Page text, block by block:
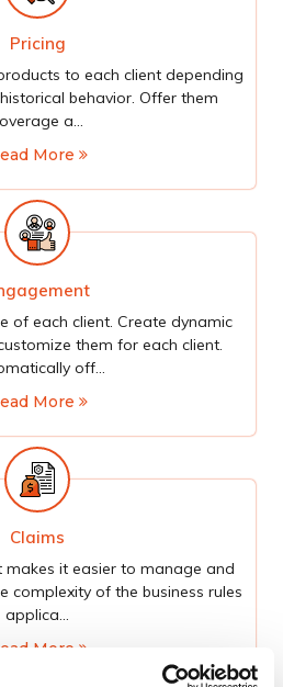
Pricing
to each client depending
behavior. Offer them
a...
More
of each client. Create dynamic
them for each client.
off...
More
Claims
makes it easier to manage and
complexity of the business rules
applica...
More